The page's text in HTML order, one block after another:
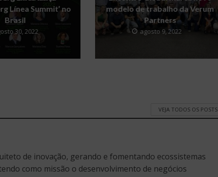
Línea Summit’ no
Brasil
30, 2022
modelo de trabalho da Verum
Partners
agosto 9, 2022
VEJA TODOS OS POSTS
de inovação, gerando e fomentando ecossistemas
como missão o desenvolvimento de negócios